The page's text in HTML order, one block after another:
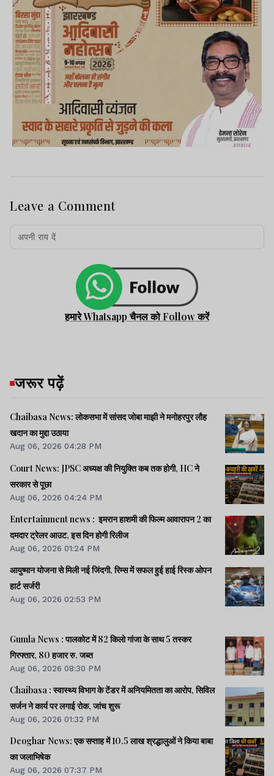
Leave a Comment
हमारे Whatsapp चैनल को Follow करें
जरूर पढ़ें
Chaibasa News: लोकसभा में सांसद जोबा माझी ने मनोहरपुर लौह
खदान का मुद्दा उठाया
Aug 06, 2026 04:28 PM
Court News: JPSC अध्यक्ष की नियुक्ति कब तक होगी, HC ने
सरकार से पूछा
Aug 06, 2026 04:24 PM
Entertainment news : इमरान हाशमी की फिल्म आवारापन 2 का
दमदार ट्रेलर आउट, इस दिन होगी रिलीज
Aug 06, 2026 01:24 PM
आयुष्मान योजना से मिली नई जिंदगी, रिम्स में सफल हुई हाई रिस्क ओपन
हार्ट सर्जरी
Aug 06, 2026 02:53 PM
Gumla News : पालकोट में 82 किलो गांजा के साथ 5 तस्कर
गिरफ्तार, 80 हजार रु. जब्त
Aug 06, 2026 08:30 PM
Chaibasa : स्वास्थ्य विभाग के टेंडर में अनियमितता का आरोप, सिविल
सर्जन ने कार्य पर लगाई रोक, जांच शुरू
Aug 06, 2026 01:32 PM
Deoghar News: एक सप्ताह में 10.5 लाख श्रद्धालुओं ने किया बाबा
का जलाभिषेक
Aug 06, 2026 07:37 PM